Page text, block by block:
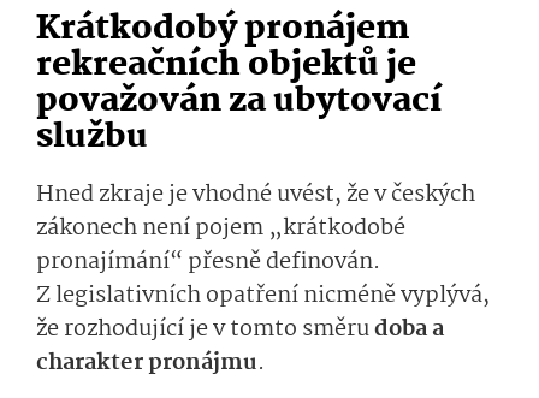
Krátkodobý pronájem
rekreačních objektů je
považován za ubytovací
službu
Hned zkraje je vhodné uvést, že v českých
zákonech není pojem „krátkodobé
pronajímání“ přesně definován.
Z legislativních opatření nicméně vyplývá,
že rozhodující je v tomto směrudoba a
charakter pronájmu.